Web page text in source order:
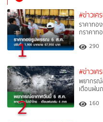
1
#ข่าวเศ
ราคาทอ
กราคาท
290
2
#ข่าวเศ
พยากรณ์
เตือนฝน
160